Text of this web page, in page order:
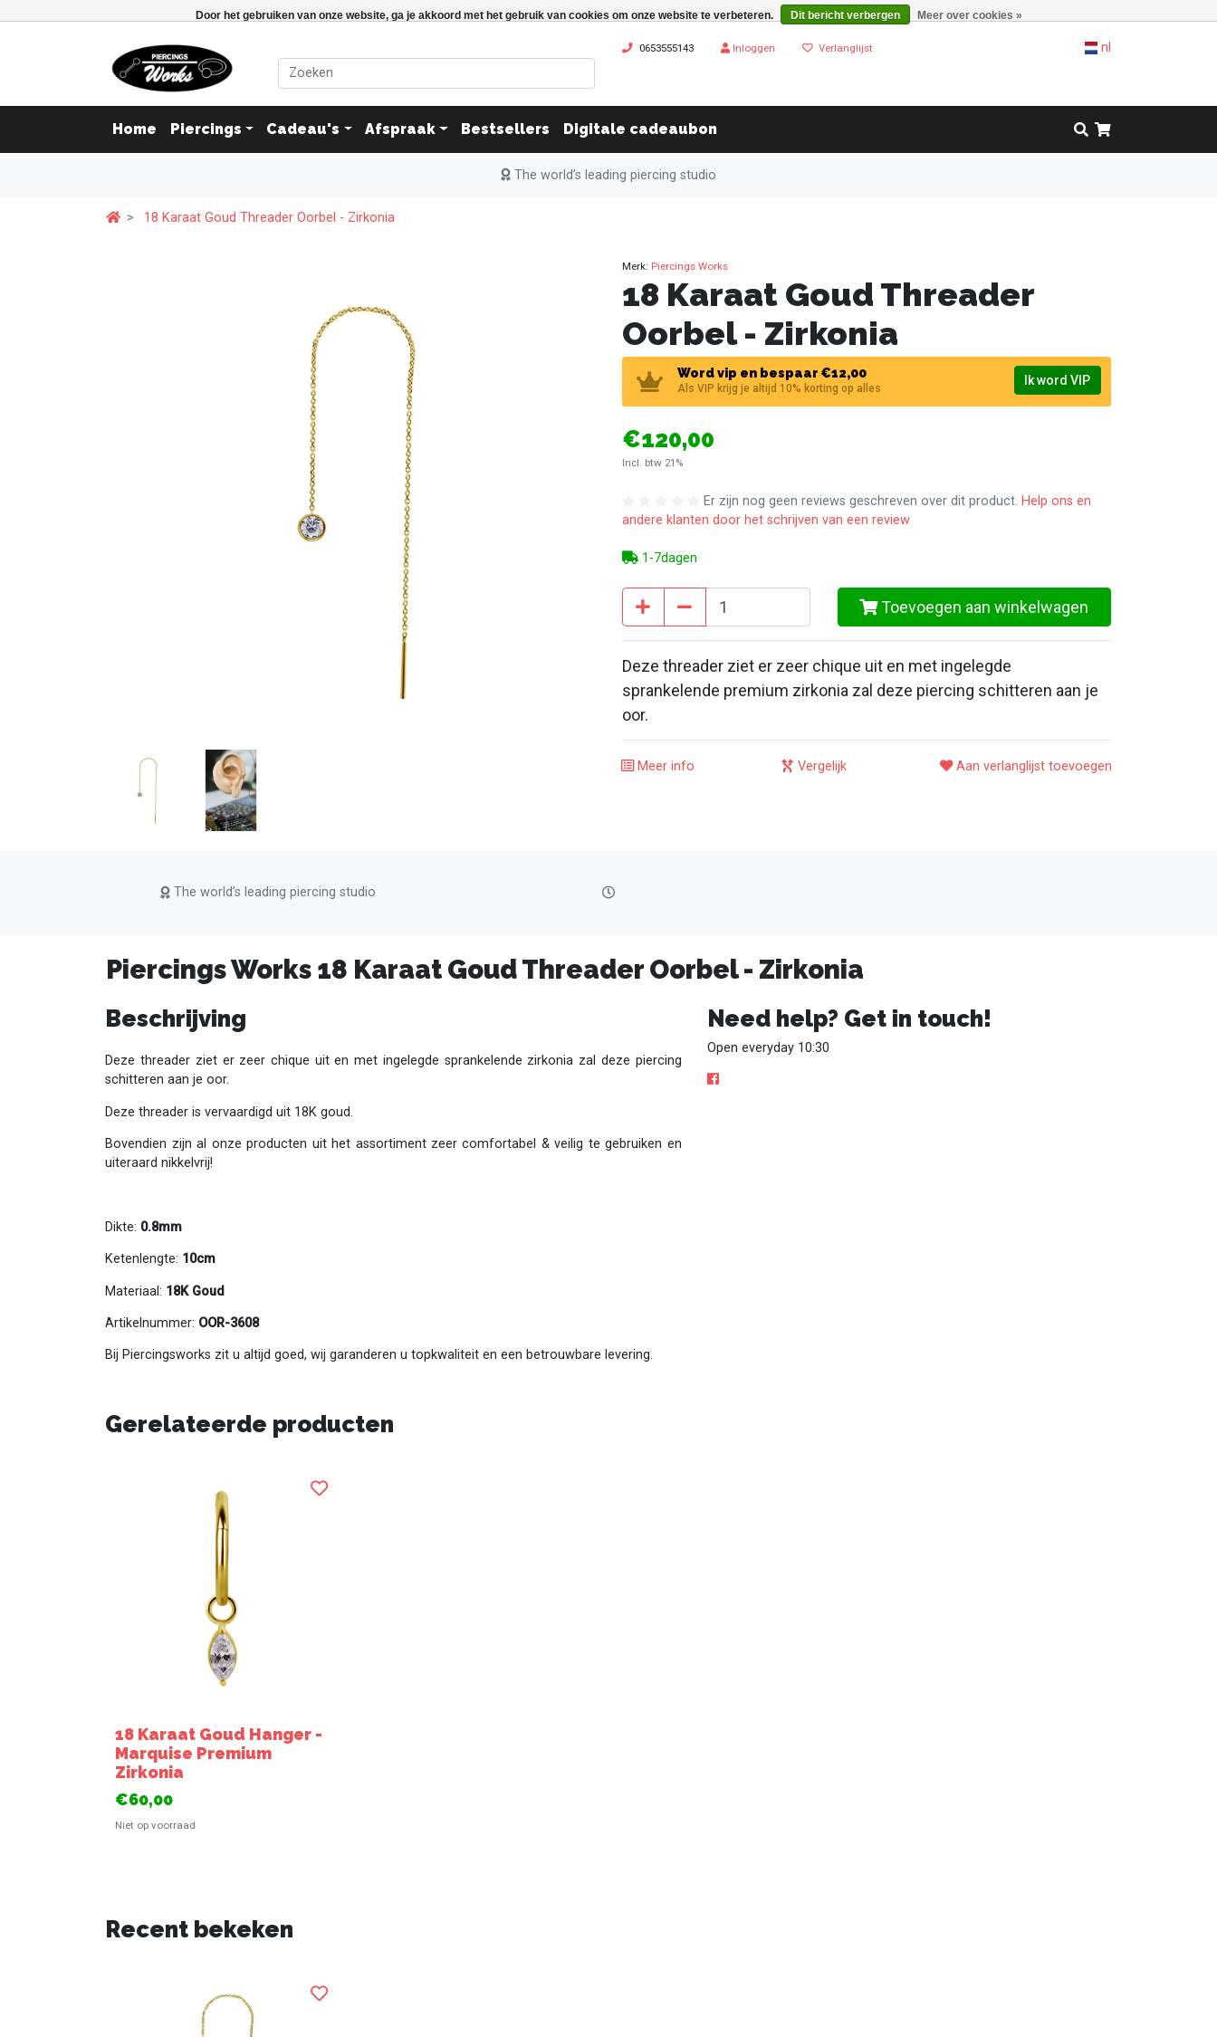
Door het gebruiken van onze website, ga je akkoord met het gebruik van cookies om onze website te verbeteren. Dit bericht verbergen Meer over cookies »
0653555143 Inloggen Verlanglijst nl
Home Piercings Cadeau's Afspraak Bestsellers Digitale cadeaubon
The world’s leading piercing studio
18 Karaat Goud Threader Oorbel - Zirkonia
Merk: Piercings Works
18 Karaat Goud Threader
Oorbel - Zirkonia
Word vip en bespaar €12,00
Als VIP krijg je altijd 10% korting op alles
Ik word VIP
€120,00
Incl. btw 21%
Er zijn nog geen reviews geschreven over dit product. Help ons en
andere klanten door het schrijven van een review
1-7dagen
Toevoegen aan winkelwagen
Deze threader ziet er zeer chique uit en met ingelegde
sprankelende premium zirkonia zal deze piercing schitteren aan je
oor.
Meer info Vergelijk Aan verlanglijst toevoegen
The world’s leading piercing studio
Piercings Works 18 Karaat Goud Threader Oorbel - Zirkonia
Beschrijving
Deze threader ziet er zeer chique uit en met ingelegde sprankelende zirkonia zal deze piercing
schitteren aan je oor.
Deze threader is vervaardigd uit 18K goud.
Bovendien zijn al onze producten uit het assortiment zeer comfortabel & veilig te gebruiken en
uiteraard nikkelvrij!
Dikte: 0.8mm
Ketenlengte: 10cm
Materiaal: 18K Goud
Artikelnummer: OOR-3608
Bij Piercingsworks zit u altijd goed, wij garanderen u topkwaliteit en een betrouwbare levering.
Need help? Get in touch!
Open everyday 10:30
Gerelateerde producten
18 Karaat Goud Hanger -
Marquise Premium
Zirkonia
€60,00
Niet op voorraad
Recent bekeken